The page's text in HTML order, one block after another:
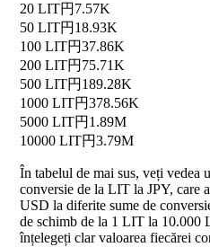
20 LIT円7.57K
50 LIT円18.93K
100 LIT円37.86K
200 LIT円75.71K
500 LIT円189.28K
1000 LIT円378.56K
5000 LIT円1.89M
10000 LIT円3.79M
În tabelul de mai sus, veți vedea
conversie de la LIT la JPY, care
USD la diferite sume de
de schimb de la 1 LIT la 10.000
înțelegeți clar valoarea fiecărei